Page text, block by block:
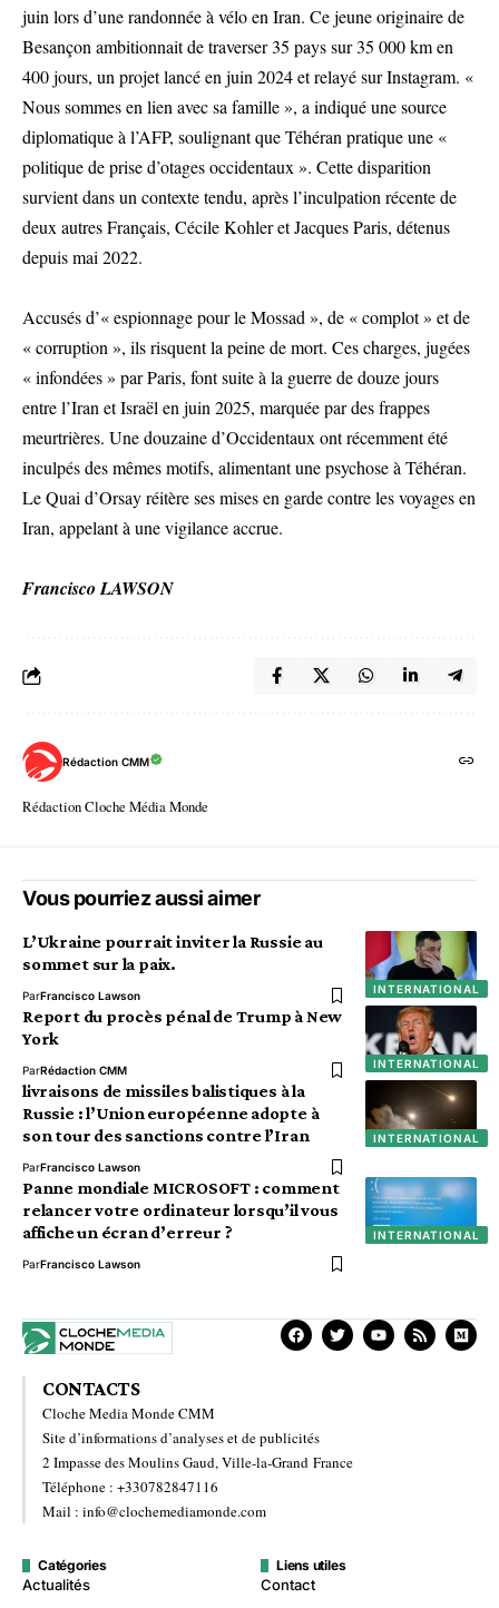
juin lors d’une randonnée à vélo en Iran. Ce jeune originaire de
Besançon ambitionnait de traverser 35 pays sur 35 000 km en
400 jours, un projet lancé en juin 2024 et relayé sur Instagram. «
Nous sommes en lien avec sa famille », a indiqué une source
diplomatique à l’AFP, soulignant que Téhéran pratique une «
politique de prise d’otages occidentaux ». Cette disparition
survient dans un contexte tendu, après l’inculpation récente de
deux autres Français, Cécile Kohler et Jacques Paris, détenus
depuis mai 2022.
Accusés d’« espionnage pour le Mossad », de « complot » et de
« corruption », ils risquent la peine de mort. Ces charges, jugées
« infondées » par Paris, font suite à la guerre de douze jours
entre l’Iran et Israël en juin 2025, marquée par des frappes
meurtrières. Une douzaine d’Occidentaux ont récemment été
inculpés des mêmes motifs, alimentant une psychose à Téhéran.
Le Quai d’Orsay réitère ses mises en garde contre les voyages en
Iran, appelant à une vigilance accrue.
Francisco LAWSON
Rédaction CMM
Rédaction Cloche Média Monde
Vous pourriez aussi aimer
INTERNATIONAL
L’Ukraine pourrait inviter la Russie au
sommet sur la paix.
ParFrancisco Lawson
INTERNATIONAL
Report du procès pénal de Trump à New
York
ParRédaction CMM
INTERNATIONAL
livraisons de missiles balistiques à la
Russie : l’Union européenne adopte à
son tour des sanctions contre l’Iran
ParFrancisco Lawson
INTERNATIONAL
Panne mondiale MICROSOFT : comment
relancer votre ordinateur lorsqu’il vous
affiche un écran d’erreur ?
ParFrancisco Lawson
CONTACTS
Cloche Media Monde CMM
Site d’informations d’analyses et de publicités
2 Impasse des Moulins Gaud, Ville-la-Grand France
Téléphone : +330782847116
Mail : info@clochemediamonde.com
Catégories
Actualités
Liens utiles
Contact